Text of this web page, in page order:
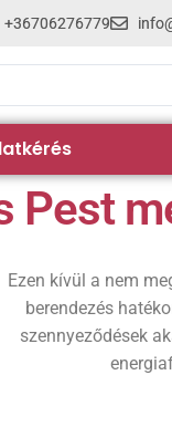
+36706276779
Pest
Ezen kívül a nem
berendezés
szennyeződések